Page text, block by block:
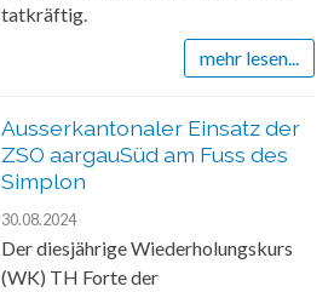
tatkräftig.
mehr lesen...
Ausserkantonaler Einsatz der
ZSO aargauSüd am Fuss des
Simplon
30.08.2024
Der diesjährige Wiederholungskurs
(WK) TH Forte der